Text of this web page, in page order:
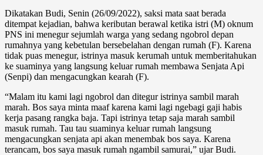
Dikatakan Budi, Senin (26/09/2022), saksi mata saat berada
ditempat kejadian, bahwa keributan berawal ketika istri (M) oknum
PNS ini menegur sejumlah warga yang sedang ngobrol depan
rumahnya yang kebetulan bersebelahan dengan rumah (F). Karena
tidak puas menegur, istrinya masuk kerumah untuk memberitahukan
ke suaminya yang langsung keluar rumah membawa Senjata Api
(Senpi) dan mengacungkan kearah (F).
“Malam itu kami lagi ngobrol dan ditegur istrinya sambil marah
marah. Bos saya minta maaf karena kami lagi ngebagi gaji habis
kerja pasang rangka baja. Tapi istrinya tetap saja marah sambil
masuk rumah. Tau tau suaminya keluar rumah langsung
mengacungkan senjata api akan menembak bos saya. Karena
terancam, bos saya masuk rumah ngambil samurai,” ujar Budi.